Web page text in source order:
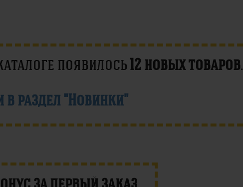
появилось 12 новых товаров.
в раздел "Новинки"